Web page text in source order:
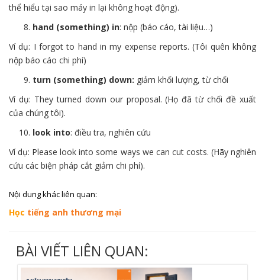
thể hiểu tại sao máy in lại không hoạt động).
hand (something) in: nộp (báo cáo, tài liệu…)
Ví dụ: I forgot to hand in my expense reports. (Tôi quên không
nộp báo cáo chi phí)
turn (something) down: giảm khối lượng, từ chối
Ví dụ: They turned down our proposal. (Họ đã từ chối đề xuất
của chúng tôi).
look into: điều tra, nghiên cứu
Ví dụ: Please look into some ways we can cut costs. (Hãy nghiên
cứu các biện pháp cắt giảm chi phí).
Nội dung khác liên quan:
Học tiếng anh thương mại
BÀI VIẾT LIÊN QUAN: